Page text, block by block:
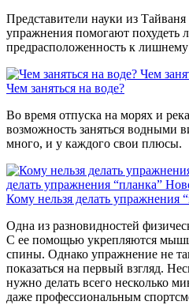
Представители науки из
упражнения помогают похудеть
предрасположенность к лишнему
Чем
Чем заняться на воде?
Во время отпуска на морях и
возможность заняться водными
много, и у каждого свои плюсы.
делать упражнения “планка”
Кому нельзя делать упражнения
Одна из разновидностей
С ее помощью укрепляются
спины. Однако упражнение не
показаться на первый взгляд.
нужно делать всего несколько
даже профессиональным